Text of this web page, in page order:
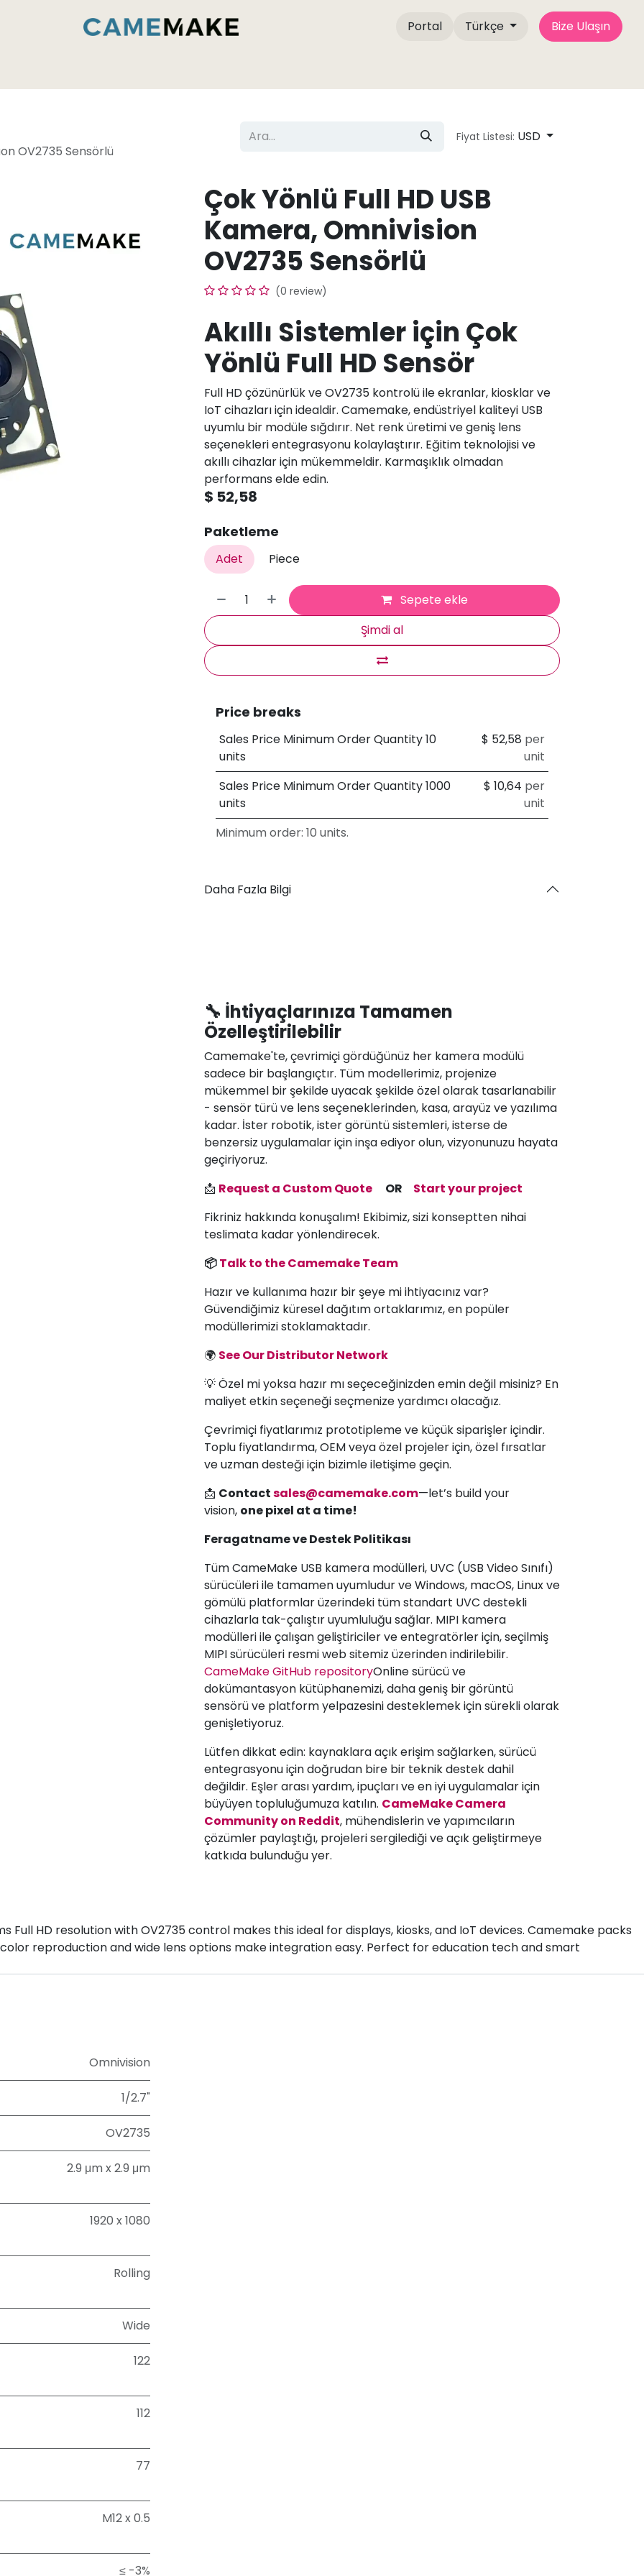
Portal Türkçe Bize Ulaşın
OV2735 Sensörlü
Fiyat Listesi: USD
Çok Yönlü Full HD USB
Kamera, Omnivision
OV2735 Sensörlü
(0 review)
Akıllı Sistemler için Çok
Yönlü Full HD Sensör
Full HD çözünürlük ve OV2735 kontrolü ile ekranlar, kiosklar ve
IoT cihazları için idealdir. Camemake, endüstriyel kaliteyi USB
uyumlu bir modüle sığdırır. Net renk üretimi ve geniş lens
seçenekleri entegrasyonu kolaylaştırır. Eğitim teknolojisi ve
akıllı cihazlar için mükemmeldir. Karmaşıklık olmadan
performans elde edin.
$ 52,58
Paketleme
Adet Piece
Sepete ekle
Şimdi al
Price breaks
Sales Price Minimum Order Quantity 10
units
$ 52,58 per
unit
Sales Price Minimum Order Quantity 1000
units
$10,64 per
unit
Minimum order: 10 units.
Daha Fazla Bilgi
🔧 İhtiyaçlarınıza Tamamen
Özelleştirilebilir
Camemake'te, çevrimiçi gördüğünüz her kamera modülü
sadece bir başlangıçtır. Tüm modellerimiz, projenize
mükemmel bir şekilde uyacak şekilde özel olarak tasarlanabilir
- sensör türü ve lens seçeneklerinden, kasa, arayüz ve yazılıma
kadar. İster robotik, ister görüntü sistemleri, isterse de
benzersiz uygulamalar için inşa ediyor olun, vizyonunuzu hayata
geçiriyoruz.
📩 Request a Custom Quote OR
Start your project
Fikriniz hakkında konuşalım! Ekibimiz, sizi konseptten nihai
teslimata kadar yönlendirecek.
📦Talk to the Camemake Team
Hazır ve kullanıma hazır bir şeye mi ihtiyacınız var?
Güvendiğimiz küresel dağıtım ortaklarımız, en popüler
modüllerimizi stoklamaktadır.
🌍 See Our Distributor Network
💡 Özel mi yoksa hazır mı seçeceğinizden emin değil misiniz? En
maliyet etkin seçeneği seçmenize yardımcı olacağız.
Çevrimiçi fiyatlarımız prototipleme ve küçük siparişler içindir.
Toplu fiyatlandırma, OEM veya özel projeler için, özel fırsatlar
ve uzman desteği için bizimle iletişime geçin.
📩 Contactsales@camemake.com—let’s build your
vision, one pixel at a time!
Feragatname ve Destek Politikası
Tüm CameMake USB kamera modülleri, UVC (USB Video Sınıfı)
sürücüleri ile tamamen uyumludur ve Windows, macOS, Linux ve
gömülü platformlar üzerindeki tüm standart UVC destekli
cihazlarla tak-çalıştır uyumluluğu sağlar. MIPI kamera
modülleri ile çalışan geliştiriciler ve entegratörler için, seçilmiş
MIPI sürücüleri resmi web sitemiz üzerinden indirilebilir.
CameMake GitHub repositoryOnline sürücü ve
dokümantasyon kütüphanemizi, daha geniş bir görüntü
sensörü ve platform yelpazesini desteklemek için sürekli olarak
genişletiyoruz.
Lütfen dikkat edin: kaynaklara açık erişim sağlarken, sürücü
entegrasyonu için doğrudan bire bir teknik destek dahil
değildir. Eşler arası yardım, ipuçları ve en iyi uygulamalar için
büyüyen topluluğumuza katılın. CameMake Camera
Community on Reddit, mühendislerin ve yapımcıların
çözümler paylaştığı, projeleri sergilediği ve açık geliştirmeye
katkıda bulunduğu yer.
Full HD resolution with OV2735 control makes this ideal for displays, kiosks, and IoT devices. Camemake packs
reproduction and wide lens options make integration easy. Perfect for education tech and smart
Omnivision
1/2.7"
OV2735
2.9 μm x 2.9 μm
1920 x 1080
Rolling
Wide
122
112
77
M12 x 0.5
≤ -3%